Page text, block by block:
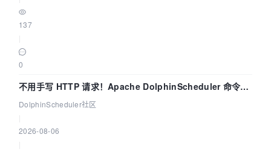
137
0
不用手写 HTTP 请求！Apache DolphinScheduler 命令行
dsctl 两分钟上手
DolphinScheduler社区
2026-08-06